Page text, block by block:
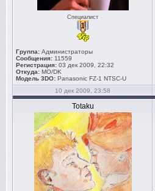
Специалист
Группа: Администраторы
Сообщения: 11559
Регистрация: 03 дек 2009, 22:32
Откуда: MO/DK
Модель 3DO: Panasonic FZ-1 NTSC-U
10 дек 2009, 23:58
Totaku